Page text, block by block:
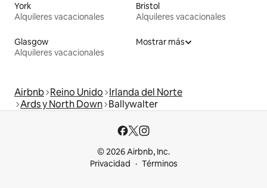
York
Alquileres vacacionales
Bristol
Alquileres vacacionales
Glasgow
Alquileres vacacionales
Mostrar más
Airbnb Reino Unido Irlanda del Norte
Ards y North Down Ballywalter
© 2026 Airbnb, Inc.
Privacidad
Términos